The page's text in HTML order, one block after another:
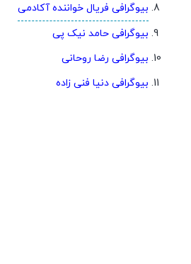
بیوگرافی فریال خواننده آکادمی
بیوگرافی حامد نیک پی
بیوگرافی رضا روحانی
بیوگرافی دنیا فنی زاده